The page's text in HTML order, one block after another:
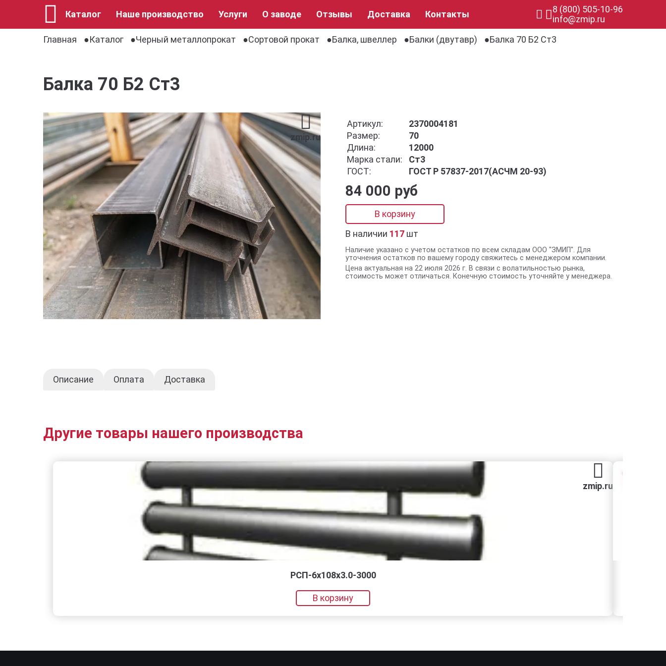
Каталог Наше производство Услуги О заводе Отзывы Доставка Контакты
8 (800) 505-10-96
info@zmip.ru
Главная
Каталог Черный металлопрокат Сортовой прокат Балка, швеллер Балки (двутавр) Балка 70 Б2 Ст3
Балка 70 Б2 Ст3
zmip.ru
Артикул:
2370004181
Размер:
70
Длина:
12000
Марка стали:
Ст3
ГОСТ:
ГОСТ Р 57837-2017(АСЧМ 20-93)
84 000 руб
В корзину
В наличии 117 шт
Наличие указано с учетом остатков по всем складам ООО "ЗМИП". Для
уточнения остатков по вашему городу свяжитесь с менеджером компании.
Цена актуальная на 22 июля 2026 г. В связи с волатильностью рынка,
стоимость может отличаться. Конечную стоимость уточняйте у менеджера.
Описание Оплата Доставка
Другие товары нашего производства
zmip.ru
РСП-6x108x3.0-3000
В корзину